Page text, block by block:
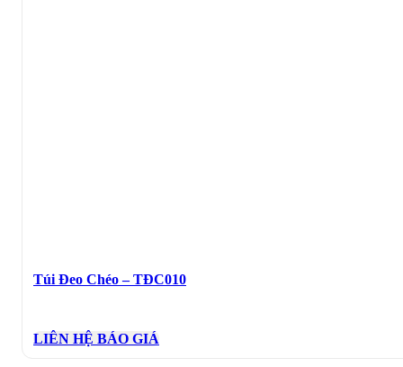
Túi Đeo Chéo – TĐC010
LIÊN HỆ BÁO GIÁ